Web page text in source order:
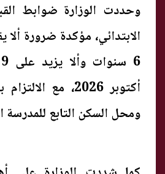
وحددت الوزارة ضوابط
الابتدائي، مؤكدة ضرورة
أكتوبر 2026، مع
ومحل السكن التابع للمدرسة